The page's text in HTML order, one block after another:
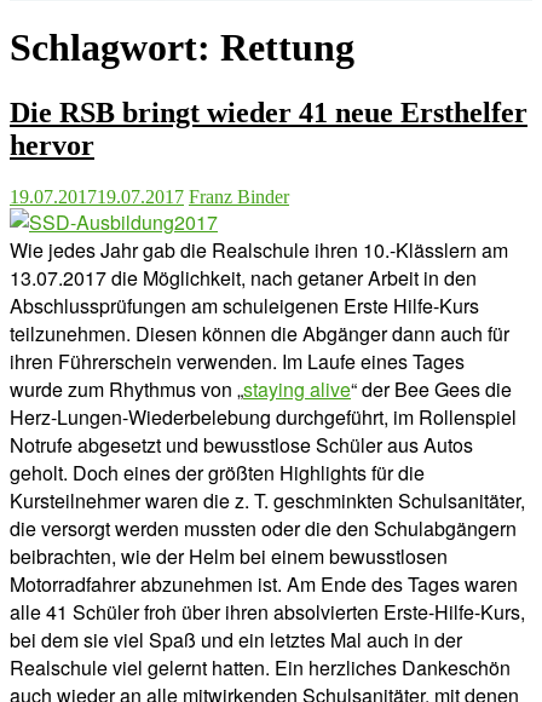
Schlagwort: Rettung
Die RSB bringt wieder 41 neue Ersthelfer
hervor
19.07.201719.07.2017 Franz Binder
Wie jedes Jahr gab die Realschule ihren 10.-Klässlern am
13.07.2017 die Möglichkeit, nach getaner Arbeit in den
Abschlussprüfungen am schuleigenen Erste Hilfe-Kurs
teilzunehmen. Diesen können die Abgänger dann auch für
ihren Führerschein verwenden. Im Laufe eines Tages
wurde zum Rhythmus von „staying alive“ der Bee Gees die
Herz-Lungen-Wiederbelebung durchgeführt, im Rollenspiel
Notrufe abgesetzt und bewusstlose Schüler aus Autos
geholt. Doch eines der größten Highlights für die
Kursteilnehmer waren die z. T. geschminkten Schulsanitäter,
die versorgt werden mussten oder die den Schulabgängern
beibrachten, wie der Helm bei einem bewusstlosen
Motorradfahrer abzunehmen ist. Am Ende des Tages waren
alle 41 Schüler froh über ihren absolvierten Erste-Hilfe-Kurs,
bei dem sie viel Spaß und ein letztes Mal auch in der
Realschule viel gelernt hatten. Ein herzliches Dankeschön
auch wieder an alle mitwirkenden Schulsanitäter, mit denen